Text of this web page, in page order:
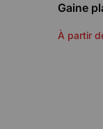
Gaine
À partir